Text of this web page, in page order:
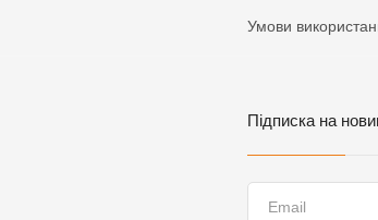
Умови
Підписка на